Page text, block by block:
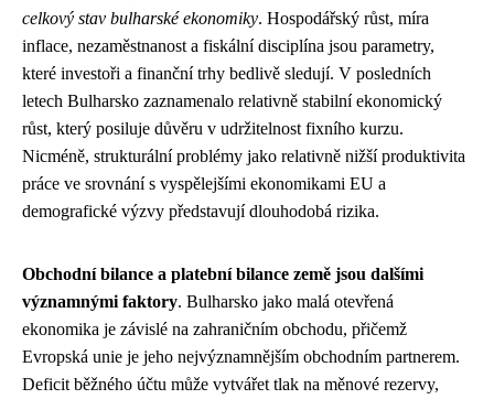
celkový stav bulharské ekonomiky. Hospodářský růst, míra
inflace, nezaměstnanost a fiskální disciplína jsou parametry,
které investoři a finanční trhy bedlivě sledují. V posledních
letech Bulharsko zaznamenalo relativně stabilní ekonomický
růst, který posiluje důvěru v udržitelnost fixního kurzu.
Nicméně, strukturální problémy jako relativně nižší produktivita
práce ve srovnání s vyspělejšími ekonomikami EU a
demografické výzvy představují dlouhodobá rizika.
Obchodní bilance a platební bilance země jsou dalšími
významnými faktory. Bulharsko jako malá otevřená
ekonomika je závislé na zahraničním obchodu, přičemž
Evropská unie je jeho nejvýznamnějším obchodním partnerem.
Deficit běžného účtu může vytvářet tlak na měnové rezervy,